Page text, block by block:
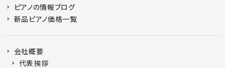
ピアノの情報ブログ
新品ピアノ価格一覧
会社概要
代表挨拶